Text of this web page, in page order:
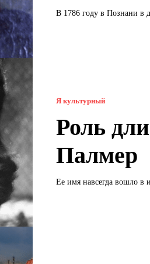
В 1786 году в Познани в
Я культурный
Роль
Палмер
Ее имя навсегда вошло в